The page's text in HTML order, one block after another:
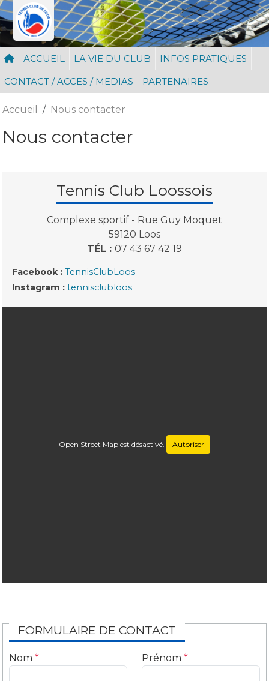
ACCUEIL LA VIE DU CLUB
INFOS PRATIQUES
CONTACT / ACCES / MEDIAS
PARTENAIRES
Accueil Nous contacter
Nous contacter
Tennis Club Loossois
Complexe sportif - Rue Guy Moquet
59120 Loos
TÉL : 07 43 67 42 19
Facebook : TennisClubLoos
Instagram : tennisclubloos
Open Street Map est désactivé. Autoriser
FORMULAIRE DE CONTACT
Nom * Prénom *
Panneau de gestion des cookies